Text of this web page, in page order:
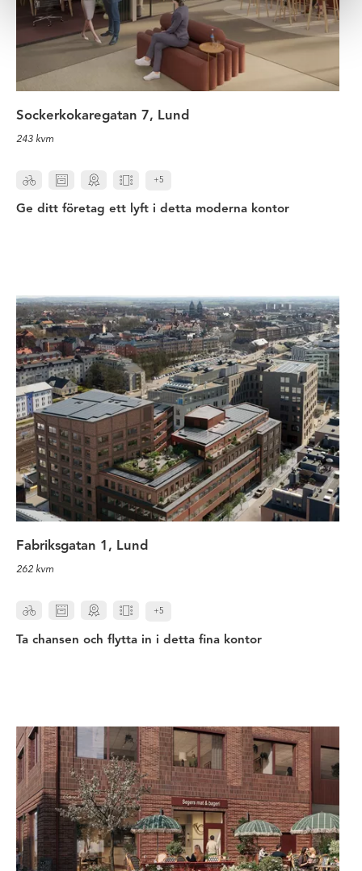
Sockerkokaregatan 7, Lund
243 kvm
+5
Ge ditt företag ett lyft i detta moderna kontor
Ta chansen och flytta in i detta
Fabriksgatan 1, Lund
262 kvm
+5
Ta chansen och flytta in i detta fina kontor
Yteffektivt kontor som förgyller